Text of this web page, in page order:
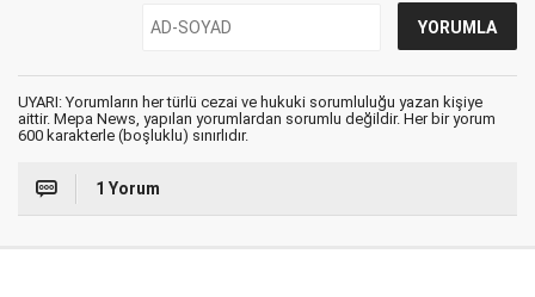
UYARI: Yorumların her türlü cezai ve hukuki sorumluluğu yazan kişiye
aittir. Mepa News, yapılan yorumlardan sorumlu değildir. Her bir yorum
600 karakterle (boşluklu) sınırlıdır.
1 Yorum